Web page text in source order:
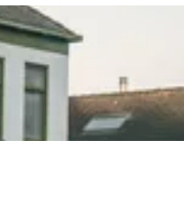
stro: Groningen biedt voor